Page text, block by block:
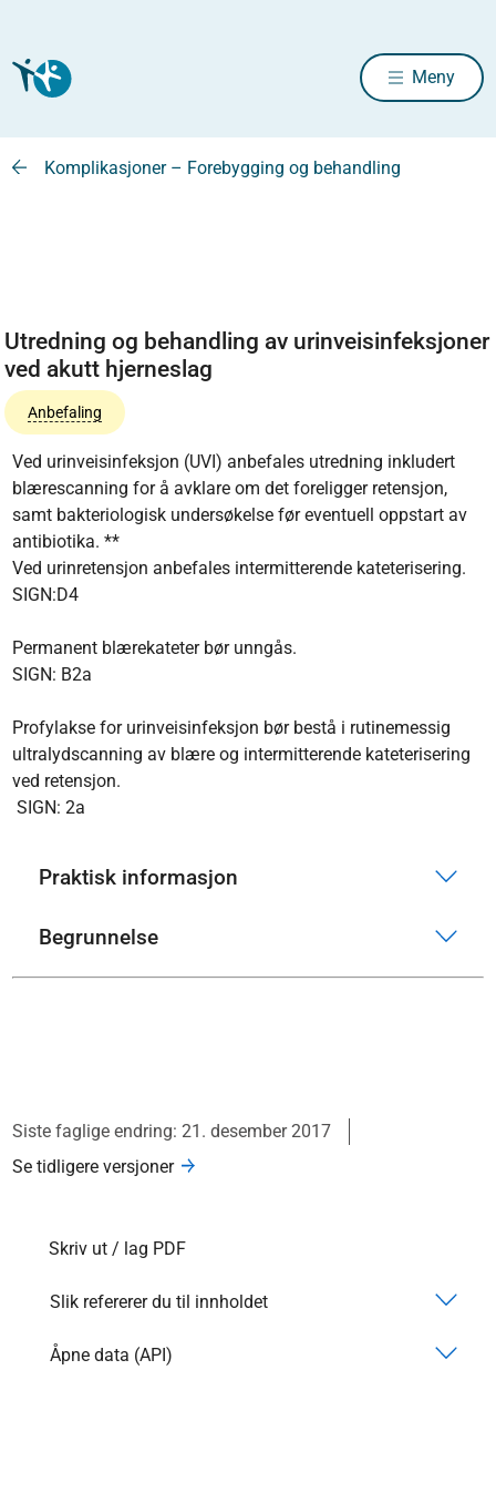
Meny
Komplikasjoner – Forebygging og behandling
Utredning og behandling av urinveisinfeksjoner
ved akutt hjerneslag
Anbefaling
Ved urinveisinfeksjon (UVI) anbefales utredning inkludert
blærescanning for å avklare om det foreligger retensjon,
samt bakteriologisk undersøkelse før eventuell oppstart av
antibiotika. **
Ved urinretensjon anbefales intermitterende kateterisering.
SIGN:D4
Permanent blærekateter bør unngås.
SIGN: B2a
Profylakse for urinveisinfeksjon bør bestå i rutinemessig
ultralydscanning av blære og intermitterende kateterisering
ved retensjon.
SIGN: 2a
Praktisk informasjon
Begrunnelse
Siste faglige endring: 21. desember 2017
Se tidligere versjoner
Skriv ut / lag PDF
Slik refererer du til innholdet
Åpne data (API)